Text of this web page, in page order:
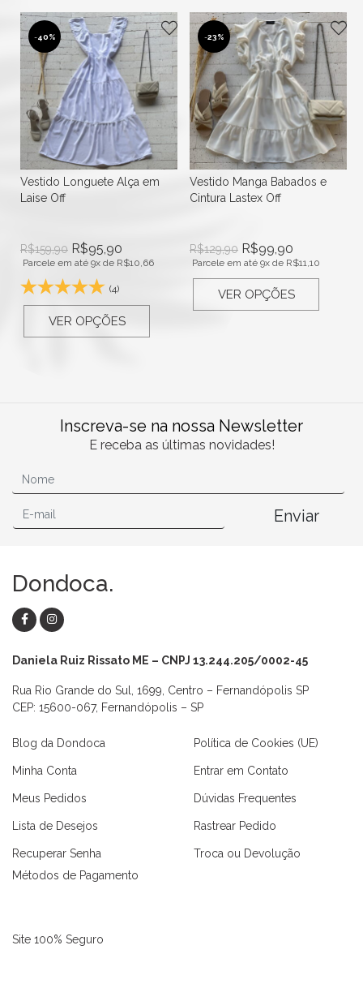
-40%
Vestido Longuete Alça em
Laise Off
R$159,90 R$95,90
Parcele em até 9x de R$10,66
(4)
VER OPÇÕES
-23%
Vestido Manga Babados e
Cintura Lastex Off
R$129,90 R$99,90
Parcele em até 9x de R$11,10
VER OPÇÕES
Inscreva-se na nossa Newsletter
E receba as últimas novidades!
Enviar
Dondoca.
Daniela Ruiz Rissato ME – CNPJ 13.244.205/0002-45
Rua Rio Grande do Sul, 1699, Centro – Fernandópolis SP
CEP: 15600-067, Fernandópolis – SP
Blog da Dondoca
Minha Conta
Meus Pedidos
Lista de Desejos
Recuperar Senha
Política de Cookies (UE)
Entrar em Contato
Dúvidas Frequentes
Rastrear Pedido
Troca ou Devolução
Métodos de Pagamento
Site 100% Seguro